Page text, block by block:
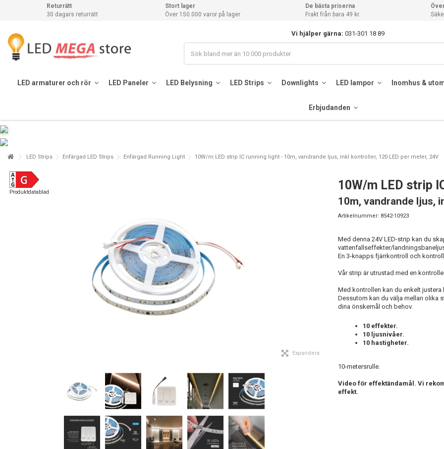
Returrätt
30 dagars returrätt
Stort lager
Över 150.000 varor på lager
De bästa priserna
Frakt från bara 49 kr.
Vi hjälper gärna: 031-301 18 89
LED armaturer och rör LED Paneler LED Belysning LED Strips Downlights LED lampor Inomhus &
Erbjudanden
LED Strips Enfärgad LED Strips Enfärgad Running Light 10W/m LED strip IC running light - 10m, vandrande ljus, inkl kontroller, 120 LED per meter, 24V
Produktdatablad
Expandera
10W/m LED strip
10m, vandrande ljus,
Artikelnummer: 8542-10923
Med denna 24V LED-strip kan du
vattenfallseffekter/
En 3-knapps fjärrkontroll och
Vår strip är utrustad med en
Med kontrollen kan du enkelt
Dessutom kan du välja mellan olika
dina önskemål och behov.
10 effekter.
10 ljusnivåer.
10 hastigheter.
10-metersrulle.
Video för effektändamål. Vi
effekt.